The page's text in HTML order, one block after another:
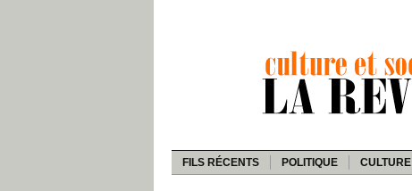
FILS RÉCENTS POLITIQUE CULTURE